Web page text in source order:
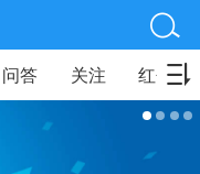
问答 关注 红包